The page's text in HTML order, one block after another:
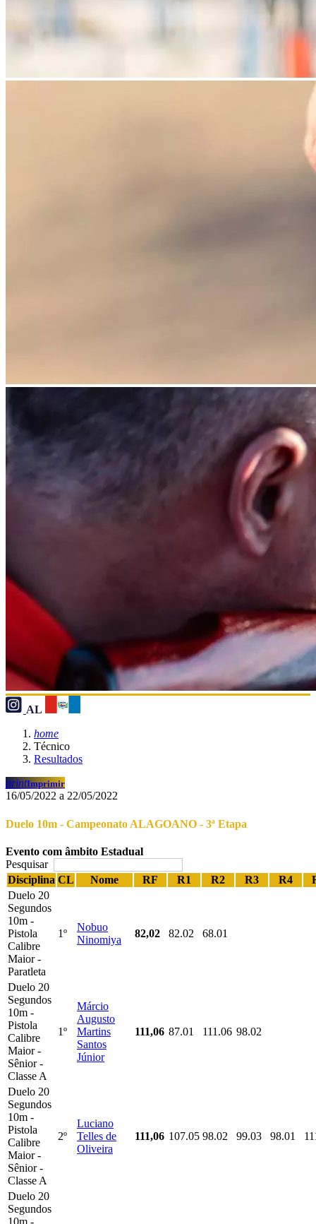
AL
home
Técnico
Resultados
printImprimir
16/05/2022 a 22/05/2022
Duelo 10m - Campeonato ALAGOANO - 3ª Etapa
Evento com âmbito Estadual
Pesquisar
Disciplina CL Nome RF R1 R2 R3 R4
Duelo 20
Segundos
10m -
Pistola
Calibre
Maior -
Paratleta
1º
Nobuo
Ninomiya
82,02 82.02 68.01
Duelo 20
Segundos
10m -
Pistola
Calibre
Maior -
Sênior -
Classe A
1º
Márcio
Augusto
Martins
Santos
Júnior
111,06 87.01 111.06 98.02
Duelo 20
Segundos
10m -
Pistola
Calibre
Maior -
Sênior -
Classe A
2º
Luciano
Telles de
Oliveira
111,06 107.05 98.02 99.03 98.01
Duelo 20
Segundos
10m -